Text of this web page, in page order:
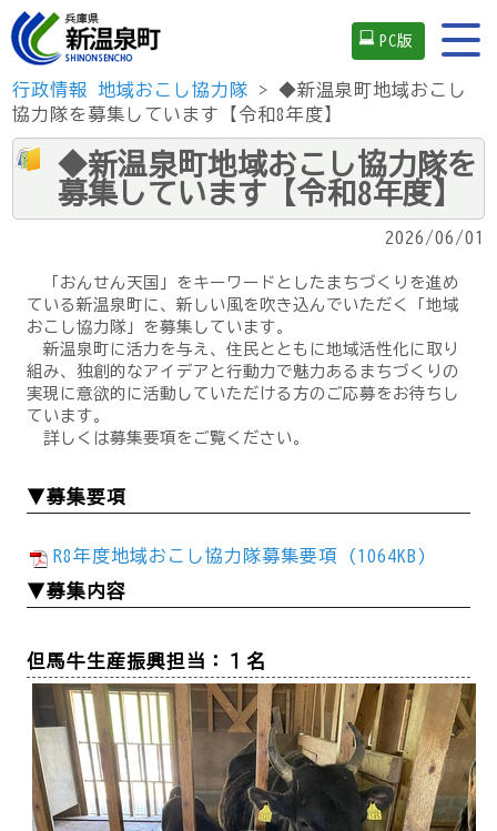
PC版
行政情報 地域おこし協力隊 > ◆新温泉町地域おこし
協力隊を募集しています【令和8年度】
◆新温泉町地域おこし協力隊を
募集しています【令和8年度】
2026/06/01
「おんせん天国」をキーワードとしたまちづくりを進め
ている新温泉町に、新しい風を吹き込んでいただく「地域
おこし協力隊」を募集しています。
新温泉町に活力を与え、住民とともに地域活性化に取り
組み、独創的なアイデアと行動力で魅力あるまちづくりの
実現に意欲的に活動していただける方のご応募をお待ちし
ています。
詳しくは募集要項をご覧ください。
▼募集要項
R8年度地域おこし協力隊募集要項 (1064KB)
▼募集内容
但馬牛生産振興担当：１名